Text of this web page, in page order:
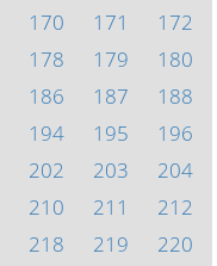
170 171
172
178 179
180
186 187
188
194 195
196
202 203
204
210 211
212
218 219
220